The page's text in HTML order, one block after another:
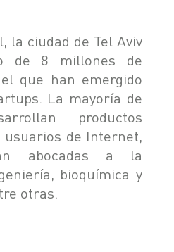
la ciudad de Tel Aviv
de 8 millones de
que han emergido
La mayoría de
productos
de Internet,
abocadas a la
bioquímica y
otras.